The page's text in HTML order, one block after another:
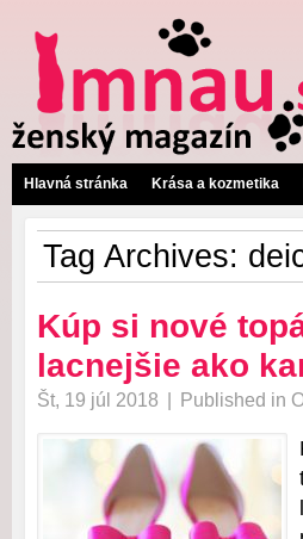
Hlavná stránka Krása a kozmetika
Tag Archives:
Kúp si nové
lacnejšie ako
Št, 19 júl 2018 | Published in